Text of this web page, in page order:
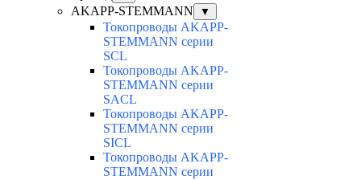
AKAPP-STEMMANN ▼
Токопроводы AKAPP-
STEMMANN серии
SCL
Токопроводы AKAPP-
STEMMANN серии
SACL
Токопроводы AKAPP-
STEMMANN серии
SICL
Токопроводы AKAPP-
STEMMANN серии